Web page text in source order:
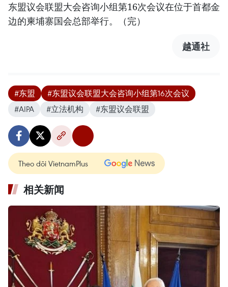
东盟议会联盟大会咨询小组第16次会议在位于首都金
边的柬埔寨国会总部举行。（完）
越通社
#东盟
#东盟议会联盟大会咨询小组第16次会议
#AIPA
#立法机构 #东盟议会联盟
Theo dõi VietnamPlus
相关新闻